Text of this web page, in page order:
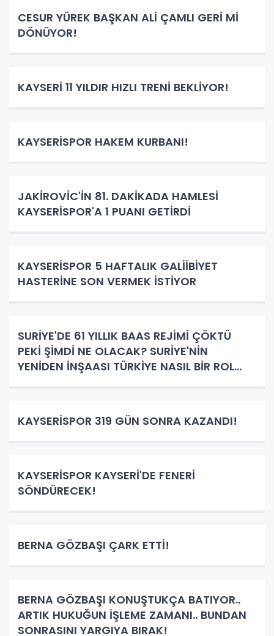
CESUR YÜREK BAŞKAN ALİ ÇAMLI GERİ Mİ
DÖNÜYOR!
KAYSERİ 11 YILDIR HIZLI TRENİ BEKLİYOR!
KAYSERİSPOR HAKEM KURBANI!
JAKİROVİC'İN 81. DAKİKADA HAMLESİ
KAYSERİSPOR'A 1 PUANI GETİRDİ
KAYSERİSPOR 5 HAFTALIK GALİİBİYET
HASTERİNE SON VERMEK İSTİYOR
SURİYE'DE 61 YILLIK BAAS REJİMİ ÇÖKTÜ
PEKİ ŞİMDİ NE OLACAK? SURİYE'NİN
YENİDEN İNŞAASI TÜRKİYE NASIL BİR ROL
KAYSERİSPOR 319 GÜN SONRA KAZANDI!
KAYSERİSPOR KAYSERİ'DE FENERİ
SÖNDÜRECEK!
BERNA GÖZBAŞI ÇARK ETTİ!
BERNA GÖZBAŞI KONUŞTUKÇA BATIYOR..
ARTIK HUKUĞUN İŞLEME ZAMANI.. BUNDAN
SONRASINI YARGIYA BIRAK!